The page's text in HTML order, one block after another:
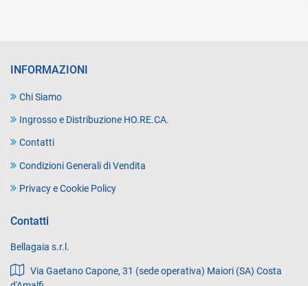
INFORMAZIONI
Chi Siamo
Ingrosso e Distribuzione HO.RE.CA.
Contatti
Condizioni Generali di Vendita
Privacy e Cookie Policy
Contatti
Bellagaia s.r.l.
Via Gaetano Capone, 31 (sede operativa) Maiori (SA) Costa